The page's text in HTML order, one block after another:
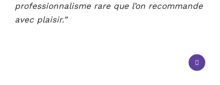
professionnalisme rare que l’on recommande
avec plaisir.”